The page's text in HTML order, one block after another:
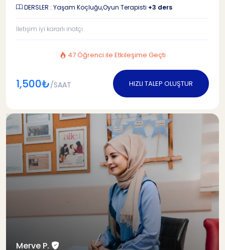
DERSLER : Yaşam Koçluğu,Oyun Terapisti +3 ders
İletişim iyi kararlı inatçı
47 Öğrenci ile Etkileşime Geçti
1,500₺/SAAT HIZLI TALEP OLUŞTUR
Merve P.